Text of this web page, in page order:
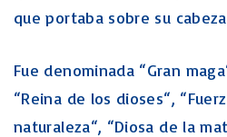
que portaba sobre su
Fue denominada “Gran
“Reina de los dioses“,
naturaleza“, “Diosa de la